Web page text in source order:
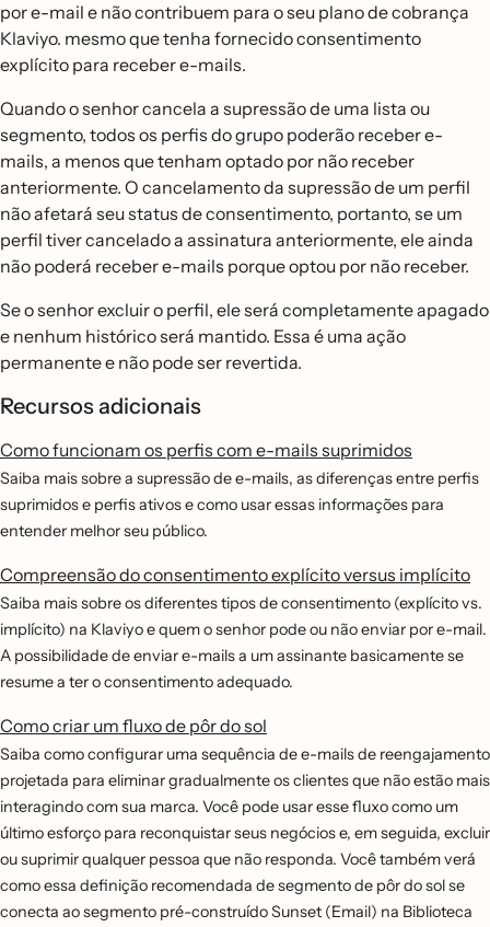
por e-mail e não contribuem para o seu plano de cobrança
Klaviyo. mesmo que tenha fornecido consentimento
explícito para receber e-mails.
Quando o senhor cancela a supressão de uma lista ou
segmento, todos os perfis do grupo poderão receber e-
mails, a menos que tenham optado por não receber
anteriormente. O cancelamento da supressão de um perfil
não afetará seu status de consentimento, portanto, se um
perfil tiver cancelado a assinatura anteriormente, ele ainda
não poderá receber e-mails porque optou por não receber.
Se o senhor excluir o perfil, ele será completamente apagado
e nenhum histórico será mantido. Essa é uma ação
permanente e não pode ser revertida.
Recursos adicionais
Como funcionam os perfis com e-mails suprimidos
Saiba mais sobre a supressão de e-mails, as diferenças entre perfis
suprimidos e perfis ativos e como usar essas informações para
entender melhor seu público.
Compreensão do consentimento explícito versus implícito
Saiba mais sobre os diferentes tipos de consentimento (explícito vs.
implícito) na Klaviyo e quem o senhor pode ou não enviar por e-mail.
A possibilidade de enviar e-mails a um assinante basicamente se
resume a ter o consentimento adequado.
Como criar um fluxo de pôr do sol
Saiba como configurar uma sequência de e-mails de reengajamento
projetada para eliminar gradualmente os clientes que não estão mais
interagindo com sua marca. Você pode usar esse fluxo como um
último esforço para reconquistar seus negócios e, em seguida, excluir
ou suprimir qualquer pessoa que não responda. Você também verá
como essa definição recomendada de segmento de pôr do sol se
conecta ao segmento pré-construído Sunset (Email) na Biblioteca